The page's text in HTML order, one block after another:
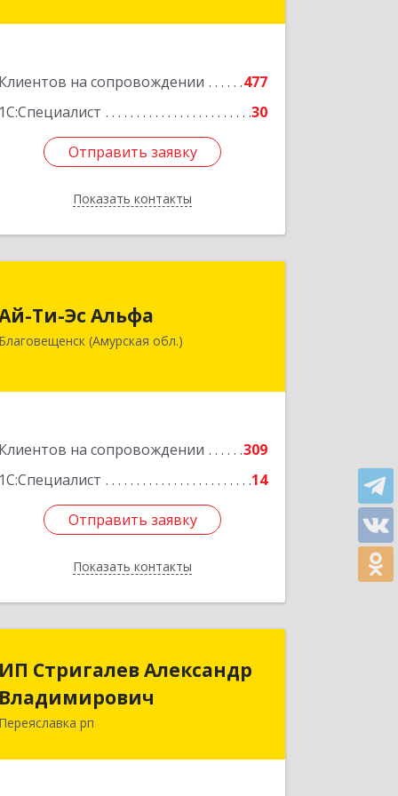
Клиентов на сопровождении
477
1С:Специалист
30
Отправить заявку
Показать контакты
Отправить заявку
Назад
Ти-Эс Альфа
Благовещенск (Амурская обл.)
Клиентов на сопровождении
309
1С:Специалист
14
Отправить заявку
Показать контакты
675000, Амурская обл, Благовещенск
г, Зейская ул, дом № 134, оф.515
Подробнее
Отправить заявку
Назад
ИП Стригалев Александр
Владимирович
Переяславка рп
Владимирович
682910, Хабаровский край, Имени